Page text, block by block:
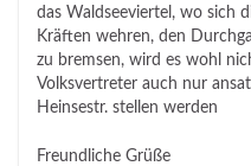
das Waldseeviertel, wo sich
Kräften wehren, den
zu bremsen, wird es wohl
Volksvertreter auch nur
Heinsestr. stellen werden
Freundliche Grüße